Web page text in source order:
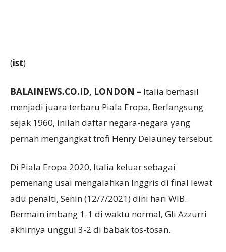
(ist)
BALAINEWS.CO.ID, LONDON – Italia berhasil
menjadi juara terbaru Piala Eropa. Berlangsung
sejak 1960, inilah daftar negara-negara yang
pernah mengangkat trofi Henry Delauney tersebut.
Di Piala Eropa 2020, Italia keluar sebagai
pemenang usai mengalahkan Inggris di final lewat
adu penalti, Senin (12/7/2021) dini hari WIB.
Bermain imbang 1-1 di waktu normal, Gli Azzurri
akhirnya unggul 3-2 di babak tos-tosan.